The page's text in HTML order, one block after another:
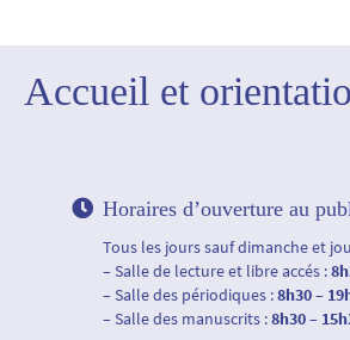
Accueil et
Horaires d’ouverture au
Tous les jours sauf dimanche et
– Salle de lecture et libre accés :
– Salle des périodiques :8h30 –
– Salle des manuscrits :8h30 –